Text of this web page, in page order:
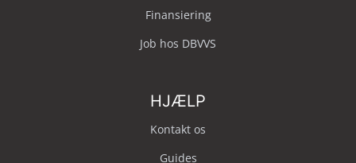
Finansiering
Job hos DBVVS
HJÆLP
Kontakt os
Guides